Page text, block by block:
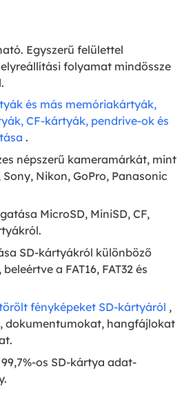
Egyszerű felülettel
folyamat mindössze
és más memóriakártyák,
CF-kártyák, pendrive-ok és
.
népszerű kameramárkát, mint
Nikon, GoPro, Panasonic
MicroSD, MiniSD, CF,
SD-kártyákról különböző
a FAT16, FAT32 és
fényképeket SD-kártyáról ,
dokumentumokat, hangfájlokat
os SD-kártya adat-